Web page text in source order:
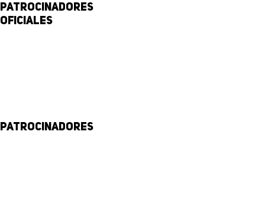
Patrocinadores
Oficiales
Patrocinadores